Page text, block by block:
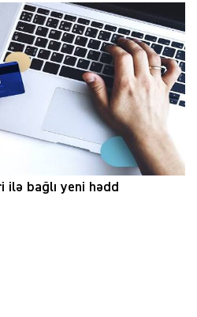
ilə bağlı yeni hədd